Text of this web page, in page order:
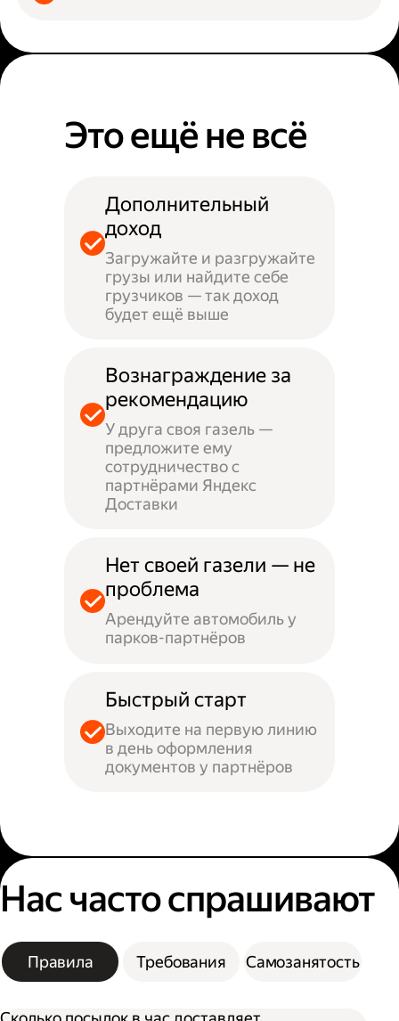
Это ещё не всё
Дополнительный
доход
Загружайте и разгружайте
грузы или найдите себе
грузчиков — так доход
будет ещё выше
Вознаграждение за
рекомендацию
У друга своя газель —
предложите ему
сотрудничество с
партнёрами Яндекс
Доставки
Нет своей газели — не
проблема
Арендуйте автомобиль у
парков-партнёров
Быстрый старт
Выходите на первую линию
в день оформления
документов у партнёров
Нас часто спрашивают
Правила Требования Самозанятость